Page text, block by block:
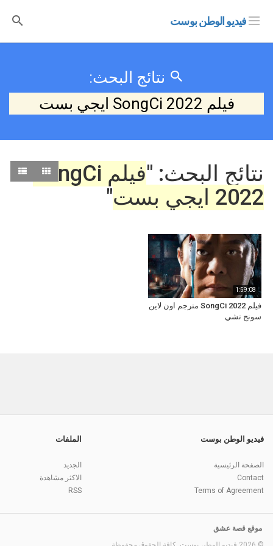
فيديو الوطن بوست
نتائج البحث:
فيلم SongCi 2022 ايجي بست
نتائج البحث: "
فيلم SongCi
2022 ايجي بست
"
1:59:08
فيلم SongCi 2022 مترجم اون لاين
سونج تشي
فيديو الوطن بوست
الصفحة الرئيسية
Contact
Terms of Agreement
الملفات
الجديد
الاكثر مشاهدة
RSS
موقع قصة عشق